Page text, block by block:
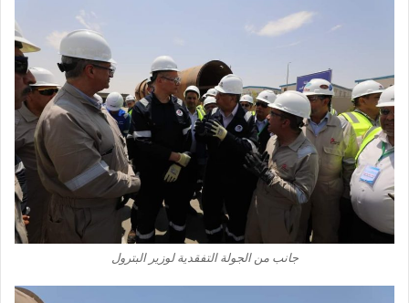
جانب من الجولة التفقدية لوزير البترول